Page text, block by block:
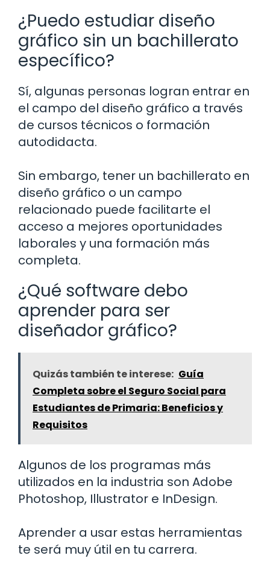
¿Puedo estudiar diseño
gráfico sin un bachillerato
específico?
Sí, algunas personas logran entrar en
el campo del diseño gráfico a través
de cursos técnicos o formación
autodidacta.
Sin embargo, tener un bachillerato en
diseño gráfico o un campo
relacionado puede facilitarte el
acceso a mejores oportunidades
laborales y una formación más
completa.
¿Qué software debo
aprender para ser
diseñador gráfico?
Quizás también te interese: Guía
Completa sobre el Seguro Social para
Estudiantes de Primaria: Beneficios y
Requisitos
Algunos de los programas más
utilizados en la industria son Adobe
Photoshop, Illustrator e InDesign.
Aprender a usar estas herramientas
te será muy útil en tu carrera.